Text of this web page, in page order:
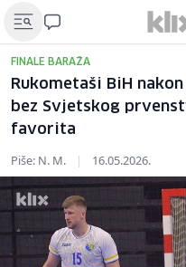
FINALE BARAŽA
Rukometaši BiH
bez Svjetskog
favorita
Piše: N. M. | 16.05.2026.